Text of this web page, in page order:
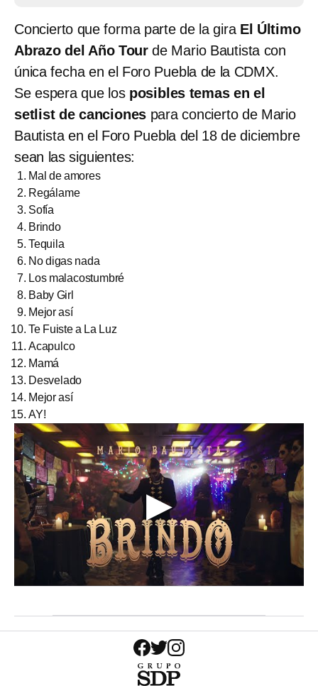
Concierto que forma parte de la gira El Último
Abrazo del Año Tourde Mario Bautista con
única fecha en el Foro Puebla de la CDMX.
Se espera que los posibles temas en el
setlist de canciones para concierto de Mario
Bautista en el Foro Puebla del 18 de diciembre
sean las siguientes:
Mal de amores
Regálame
Sofía
Brindo
Tequila
No digas nada
Los malacostumbré
Baby Girl
Mejor así
Te Fuiste a La Luz
Acapulco
Mamá
Desvelado
Mejor así
AY!